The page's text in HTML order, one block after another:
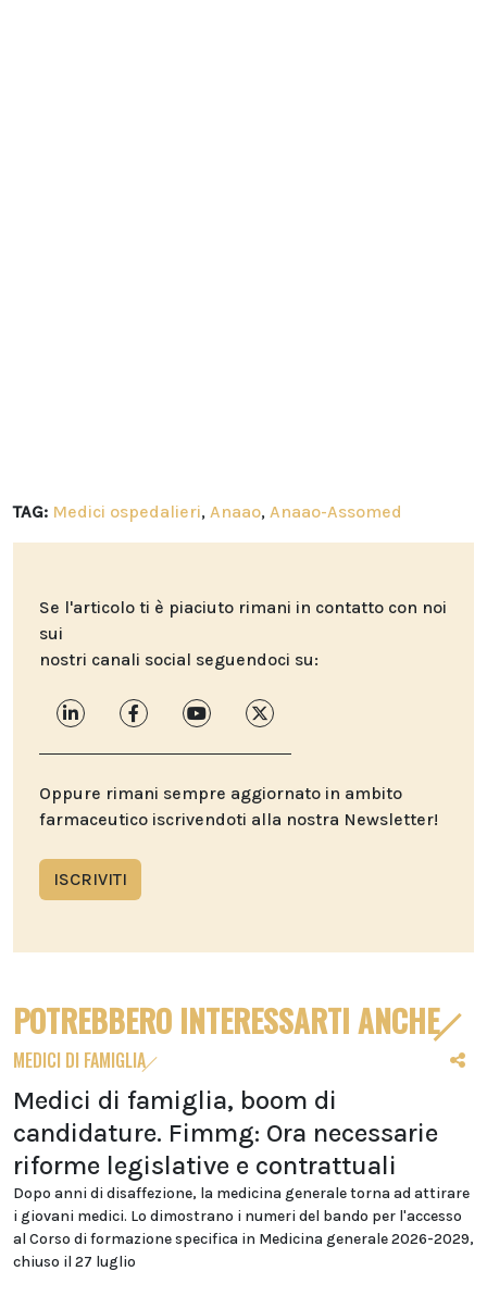
TAG: Medici ospedalieri, Anaao, Anaao-Assomed
Se l'articolo ti è piaciuto rimani in contatto con noi
sui
nostri canali social seguendoci su:
Oppure rimani sempre aggiornato in ambito
farmaceutico iscrivendoti alla nostra Newsletter!
ISCRIVITI
POTREBBERO INTERESSARTI ANCHE
MEDICI DI FAMIGLIA
Medici di famiglia, boom di
candidature. Fimmg: Ora necessarie
riforme legislative e contrattuali
Dopo anni di disaffezione, la medicina generale torna ad attirare
i giovani medici. Lo dimostrano i numeri del bando per l'accesso
al Corso di formazione specifica in Medicina generale 2026-2029,
chiuso il 27 luglio